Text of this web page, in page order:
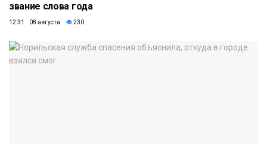
звание слова года
12:31 08 августа 230